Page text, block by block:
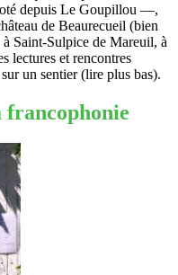
depuis Le Goupillou —,
de Beaurecueil (bien
Saint-Sulpice de Mareuil, à
lectures et rencontres
un sentier (lire plus bas).
francophonie